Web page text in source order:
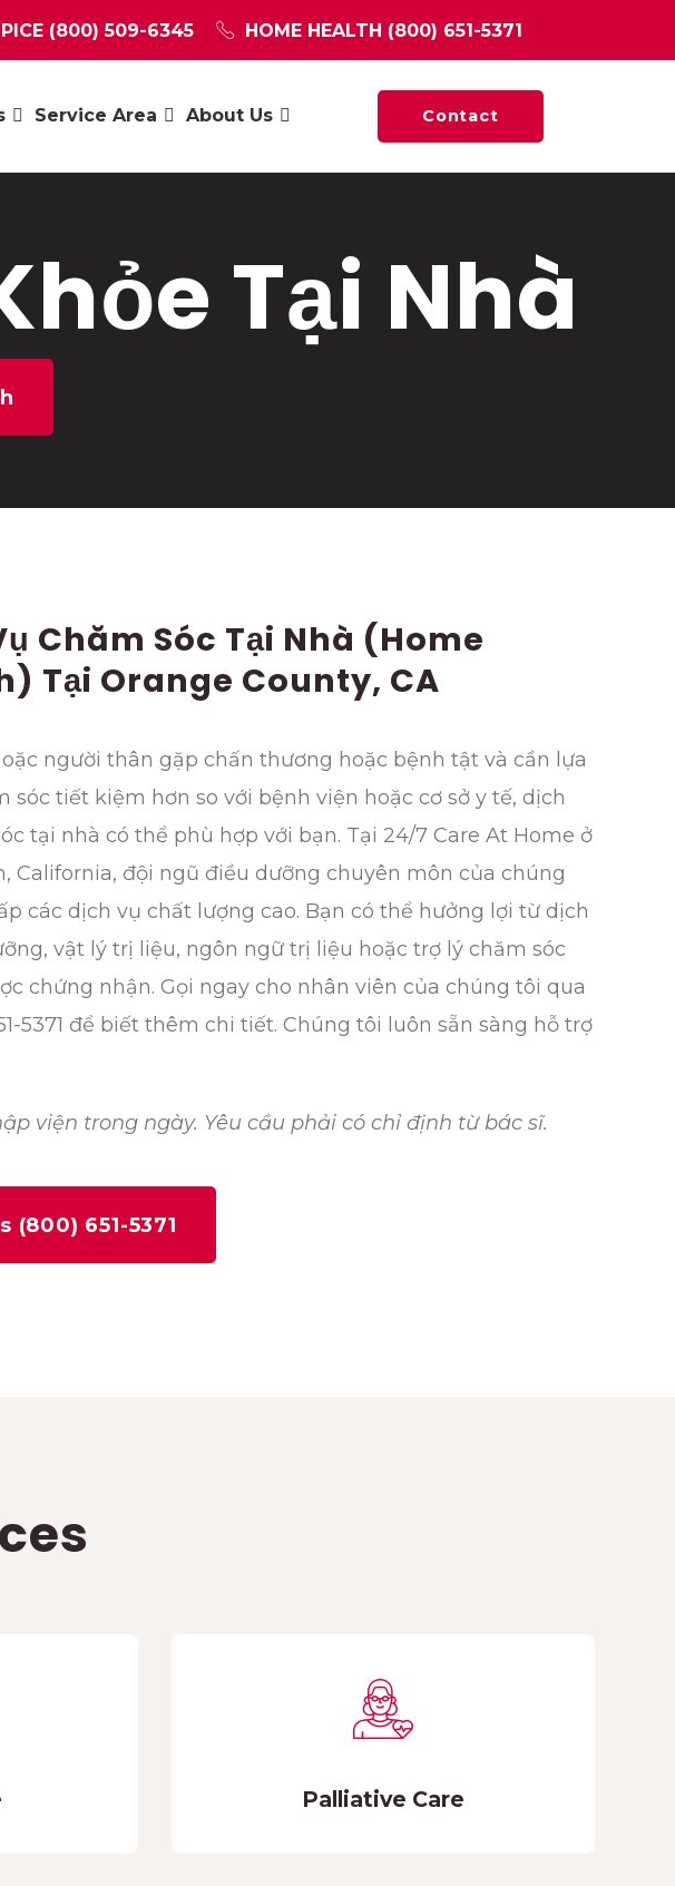
(800) 509-6345 HOME HEALTH (800) 651-5371
Service Area About Us Contact
Tại Nhà
Chăm Sóc Tại Nhà (Home
Tại Orange County, CA
người thân gặp chấn thương hoặc bệnh tật và cần lựa
sóc tiết kiệm hơn so với bệnh viện hoặc cơ sở y tế, dịch
tại nhà có thể phù hợp với bạn. Tại 24/7 Care At Home ở
California, đội ngũ điều dưỡng chuyên môn của chúng
các dịch vụ chất lượng cao. Bạn có thể hưởng lợi từ dịch
vật lý trị liệu, ngôn ngữ trị liệu hoặc trợ lý chăm sóc
chứng nhận. Gọi ngay cho nhân viên của chúng tôi qua
5371 để biết thêm chi tiết. Chúng tôi luôn sẵn sàng hỗ trợ
viện trong ngày. Yêu cầu phải có chỉ định từ bác sĩ.
(800) 651-5371
Palliative Care